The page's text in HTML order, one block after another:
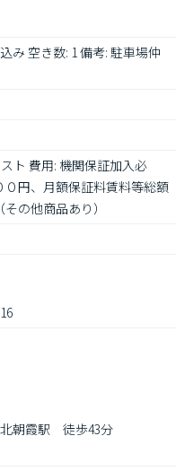
み 空き数: 1 備考: 駐車場仲
ト 費用: 機関保証加入必
円、月額保証料賃料等総額
の他商品あり）
朝霞駅　徒歩43分